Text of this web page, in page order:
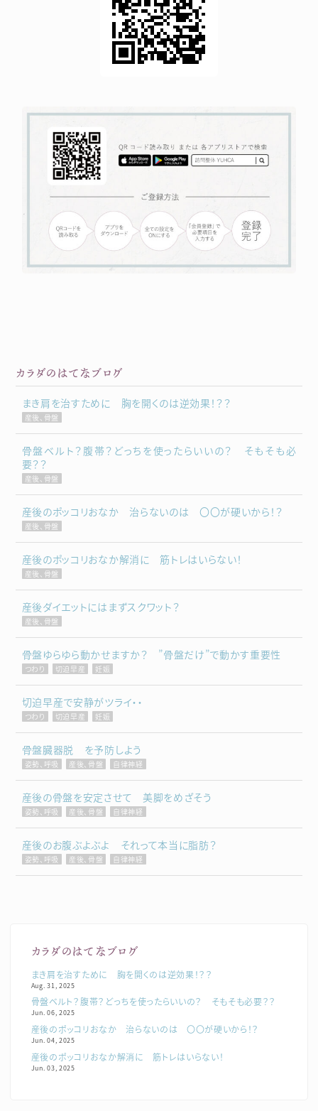
カラダのはてなブログ
まき肩を治すために 胸を開くのは逆効果！？？
産後、骨盤
骨盤ベルト？腹帯？どっちを使ったらいいの？ そもそも必
要？？
産後、骨盤
産後のポッコリおなか 治らないのは 〇〇が硬いから！？
産後、骨盤
産後のポッコリおなか解消に 筋トレはいらない！
産後、骨盤
産後ダイエットにはまずスクワット？
産後、骨盤
骨盤ゆらゆら動かせますか？ ”骨盤だけ”で動かす重要性
つわり 切迫早産 妊娠
切迫早産で安静がツライ・・
つわり 切迫早産 妊娠
骨盤臓器脱 を予防しよう
姿勢、呼吸 産後、骨盤 自律神経
産後の骨盤を安定させて 美脚をめざそう
姿勢、呼吸 産後、骨盤 自律神経
産後のお腹ぶよぶよ それって本当に脂肪？
姿勢、呼吸 産後、骨盤 自律神経
カラダのはてなブログ
まき肩を治すために 胸を開くのは逆効果！？？
Aug. 31, 2025
骨盤ベルト？腹帯？どっちを使ったらいいの？ そもそも必要？？
Jun. 06, 2025
産後のポッコリおなか 治らないのは 〇〇が硬いから！？
Jun. 04, 2025
産後のポッコリおなか解消に 筋トレはいらない！
Jun. 03, 2025